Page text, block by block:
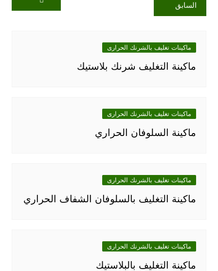
السابق
ماكينات تغليف بالشرنك الحرارى
ماكينة التغليف شرنك بلاستيك
ماكينات تغليف بالشرنك الحرارى
ماكينة السلوفان الحراري
ماكينات تغليف بالشرنك الحرارى
ماكينة التغليف بالسلوفان الشفاف الحراري
ماكينات تغليف بالشرنك الحرارى
ماكينة التغليف بالبلاستيك